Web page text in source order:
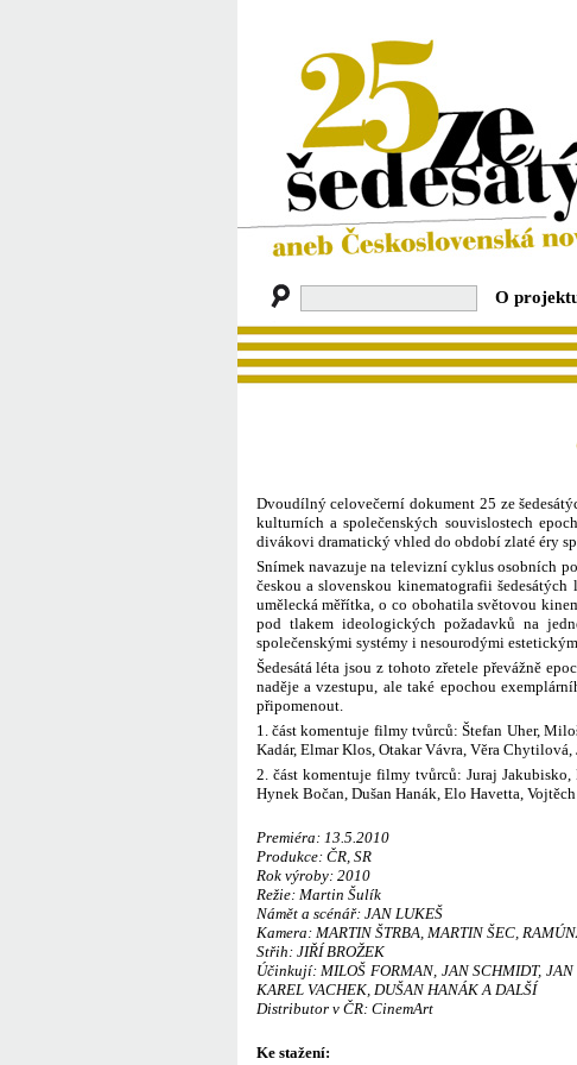
O
Dvoudílný celovečerní dokument 25 ze
kulturních a společenských souvislostech
divákovi dramatický vhled do období zlaté éry
Snímek navazuje na televizní cyklus osobních
českou a slovenskou kinematografii
umělecká měřítka, o co obohatila světovou
pod tlakem ideologických požadavků na
společenskými systémy i nesourodými
Šedesátá léta jsou z tohoto zřetele převážně
naděje a vzestupu, ale také epochou
připomenout.
1. část komentuje filmy tvůrců: Štefan Uher,
Kadár, Elmar Klos, Otakar Vávra, Věra
2. část komentuje filmy tvůrců: Juraj
Hynek Bočan, Dušan Hanák, Elo Havetta,
Premiéra: 13.5.2010
Produkce: ČR, SR
Rok výroby: 2010
Režie: Martin Šulík
Námět a scénář: JAN LUKEŠ
Kamera: MARTIN ŠTRBA, MARTIN ŠEC,
Střih: JIŘÍ BROŽEK
Účinkují: MILOŠ FORMAN, JAN SCHMIDT, JAN
KAREL VACHEK, DUŠAN HANÁK A DALŠÍ
Distributor v ČR: CinemArt
Ke stažení: